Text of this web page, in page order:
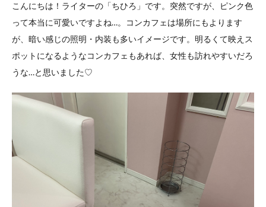
こんにちは！ライターの「ちひろ」です。突然ですが、ピンク色
って本当に可愛いですよね…。コンカフェは場所にもよります
が、暗い感じの照明・内装も多いイメージです。明るくて映えス
ポットになるようなコンカフェもあれば、女性も訪れやすいだろ
うな…と思いました♡